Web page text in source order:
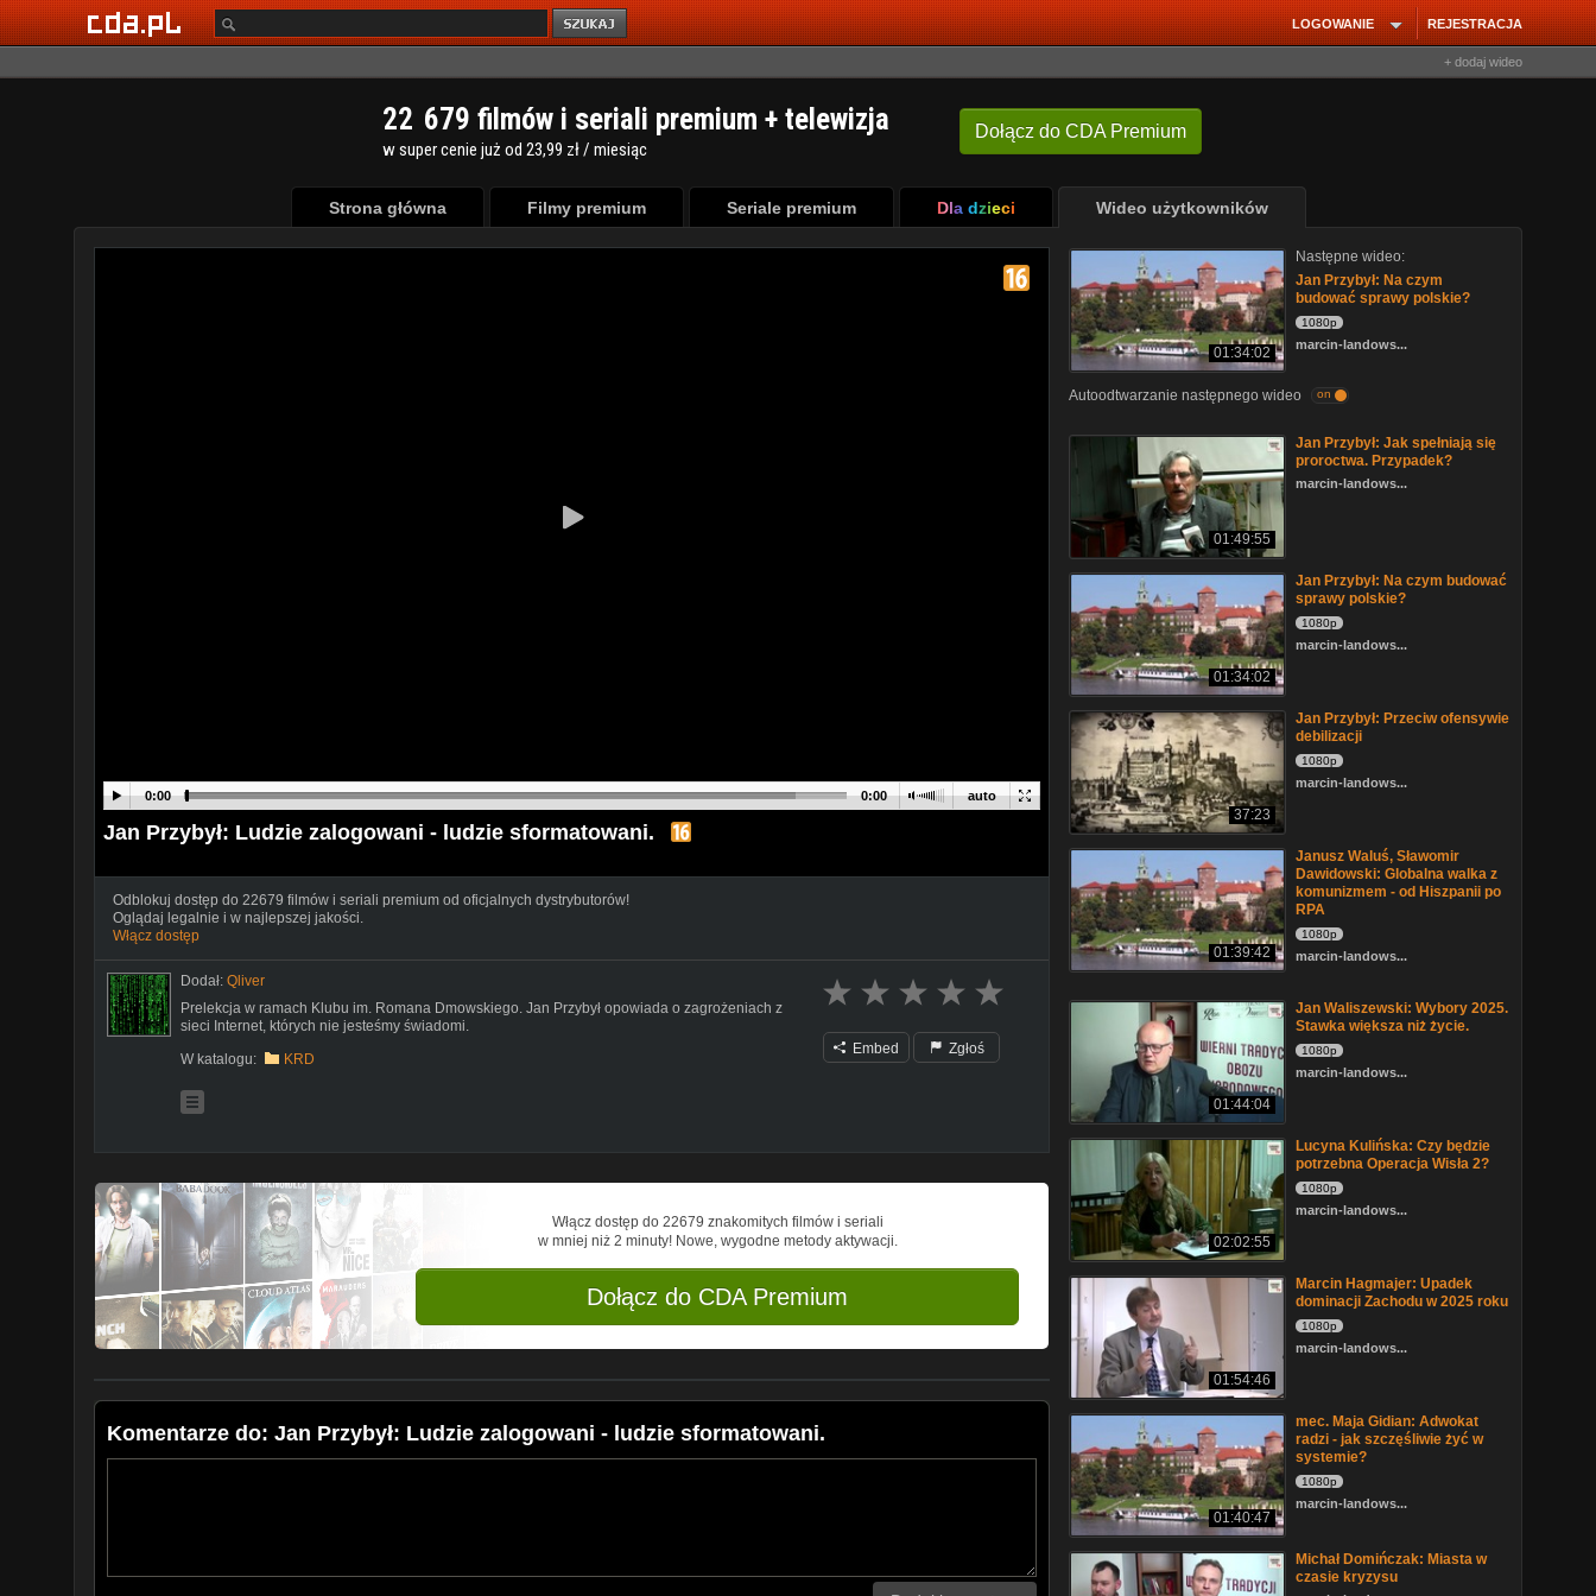
REJESTRACJA
LOGOWANIE
+ dodaj wideo
Dołącz do CDA Premium
22 679 filmów i seriali premium + telewizja
w super cenie już od 23,99 zł / miesiąc
Strona główna Filmy premium Seriale premium Dla dzieci Wideo użytkowników
auto
0:00 0:00
Jan Przybył: Ludzie zalogowani - ludzie sformatowani.
Odblokuj dostęp do 22679 filmów i seriali premium od oficjalnych dystrybutorów!
Oglądaj legalnie i w najlepszej jakości.
Włącz dostęp
Dodał: Qliver
Prelekcja w ramach Klubu im. Romana Dmowskiego. Jan Przybył opowiada o zagrożeniach z
sieci Internet, których nie jesteśmy świadomi.
W katalogu:
KRD
Embed Zgłoś
Włącz dostęp do 22679 znakomitych filmów i seriali
w mniej niż 2 minuty! Nowe, wygodne metody aktywacji.
Dołącz do CDA Premium
Komentarze do: Jan Przybył: Ludzie zalogowani - ludzie sformatowani.
01:34:02
Następne wideo:
Jan Przybył: Na czym
budować sprawy polskie?
1080p
marcin-landows...
Autoodtwarzanie następnego wideo on
01:49:55
Jan Przybył: Jak spełniają się
proroctwa. Przypadek?
marcin-landows...
01:34:02
Jan Przybył: Na czym budować
sprawy polskie?
1080p
marcin-landows...
37:23
Jan Przybył: Przeciw ofensywie
debilizacji
1080p
marcin-landows...
01:39:42
Janusz Waluś, Sławomir
Dawidowski: Globalna walka z
komunizmem - od Hiszpanii po
RPA
1080p
marcin-landows...
01:44:04
Jan Waliszewski: Wybory 2025.
Stawka większa niż życie.
1080p
marcin-landows...
02:02:55
Lucyna Kulińska: Czy będzie
potrzebna Operacja Wisła 2?
1080p
marcin-landows...
01:54:46
Marcin Hagmajer: Upadek
dominacji Zachodu w 2025 roku
1080p
marcin-landows...
01:40:47
mec. Maja Gidian: Adwokat
radzi - jak szczęśliwie żyć w
systemie?
1080p
marcin-landows...
Michał Domińczak: Miasta w
czasie kryzysu